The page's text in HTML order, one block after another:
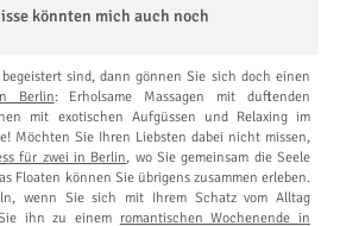
könnten mich auch noch
sind, dann gönnen Sie sich doch einen
Berlin: Erholsame Massagen mit duftenden
mit exotischen Aufgüssen und Relaxing im
Möchten Sie Ihren Liebsten dabei nicht missen,
für zwei in Berlin, wo Sie gemeinsam die Seele
Floaten können Sie übrigens zusammen erleben.
wenn Sie sich mit Ihrem Schatz vom Alltag
ihn zu einem romantischen Wochenende in